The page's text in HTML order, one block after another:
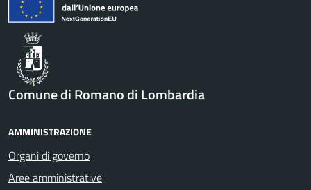
Comune di Romano di Lombardia
AMMINISTRAZIONE
Organi di governo
Aree amministrative